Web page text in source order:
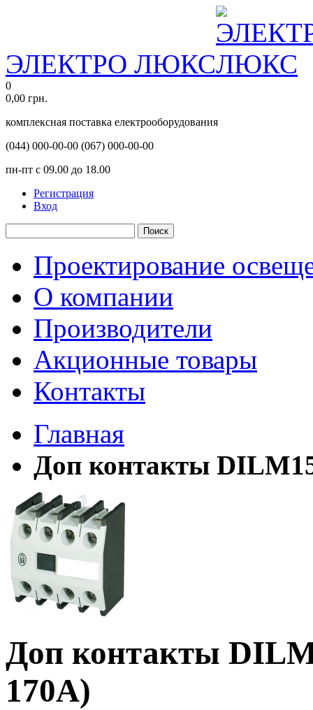
ЭЛЕКТРО ЛЮКС
0
0,00 грн.
комплексная поставка електрооборудования
(044) 000-00-00 (067) 000-00-00
пн-пт с 09.00 до 18.00
Регистрация
Вход
Поиск
Проектирование
О компании
Производители
Акционные товары
Контакты
Главная
Доп контакты
Доп контакты
170А)